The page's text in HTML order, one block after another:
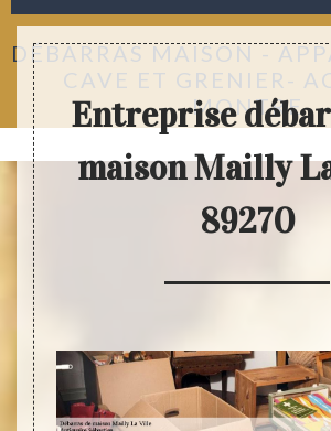
DÉBARRAS MAISON -
CAVE ET GRENIER-
MONTRE
Entreprise
maison Mailly
89270